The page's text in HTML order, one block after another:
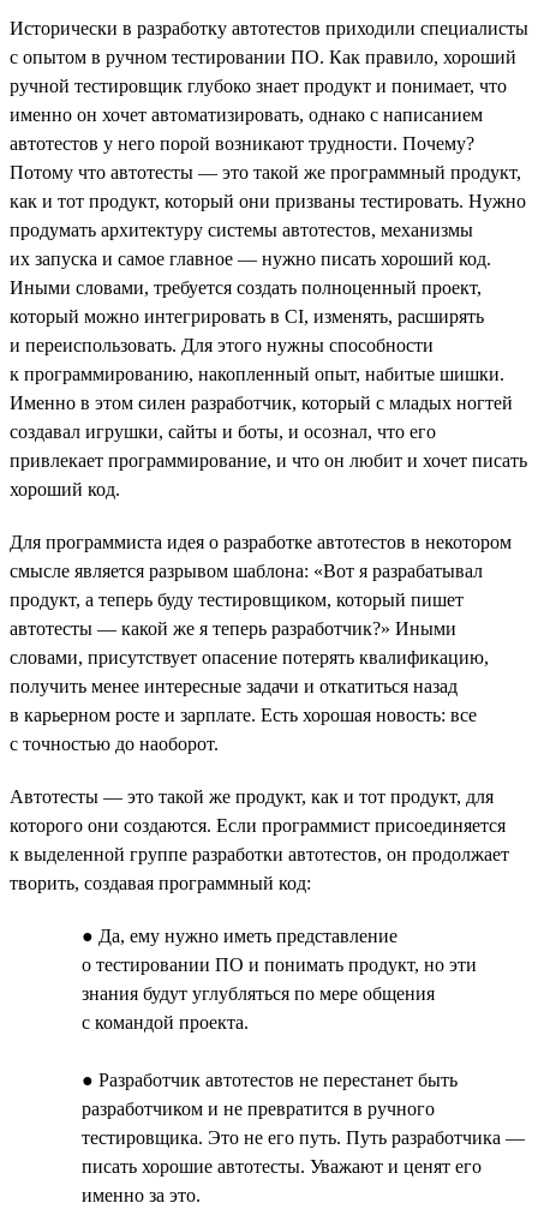
Исторически в разработку автотестов приходили специалисты
с опытом в ручном тестировании ПО. Как правило, хороший
ручной тестировщик глубоко знает продукт и понимает, что
именно он хочет автоматизировать, однако с написанием
автотестов у него порой возникают трудности. Почему?
Потому что автотесты — это такой же программный продукт,
как и тот продукт, который они призваны тестировать. Нужно
продумать архитектуру системы автотестов, механизмы
их запуска и самое главное — нужно писать хороший код.
Иными словами, требуется создать полноценный проект,
который можно интегрировать в CI, изменять, расширять
и переиспользовать. Для этого нужны способности
к программированию, накопленный опыт, набитые шишки.
Именно в этом силен разработчик, который с младых ногтей
создавал игрушки, сайты и боты, и осознал, что его
привлекает программирование, и что он любит и хочет писать
хороший код.
Для программиста идея о разработке автотестов в некотором
смысле является разрывом шаблона: «Вот я разрабатывал
продукт, а теперь буду тестировщиком, который пишет
автотесты — какой же я теперь разработчик?» Иными
словами, присутствует опасение потерять квалификацию,
получить менее интересные задачи и откатиться назад
в карьерном росте и зарплате. Есть хорошая новость: все
с точностью до наоборот.
Автотесты — это такой же продукт, как и тот продукт, для
которого они создаются. Если программист присоединяется
к выделенной группе разработки автотестов, он продолжает
творить, создавая программный код:
● Да, ему нужно иметь представление
о тестировании ПО и понимать продукт, но эти
знания будут углубляться по мере общения
с командой проекта.
● Разработчик автотестов не перестанет быть
разработчиком и не превратится в ручного
тестировщика. Это не его путь. Путь разработчика —
писать хорошие автотесты. Уважают и ценят его
именно за это.